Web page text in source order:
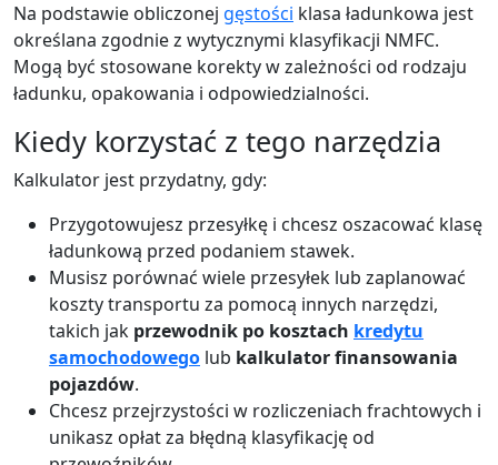
Na podstawie obliczonej gęstości klasa ładunkowa jest
określana zgodnie z wytycznymi klasyfikacji NMFC.
Mogą być stosowane korekty w zależności od rodzaju
ładunku, opakowania i odpowiedzialności.
Kiedy korzystać z tego narzędzia
Kalkulator jest przydatny, gdy:
Przygotowujesz przesyłkę i chcesz oszacować klasę
ładunkową przed podaniem stawek.
Musisz porównać wiele przesyłek lub zaplanować
koszty transportu za pomocą innych narzędzi,
takich jak przewodnik po kosztach kredytu
samochodowego lub kalkulator finansowania
pojazdów.
Chcesz przejrzystości w rozliczeniach frachtowych i
unikasz opłat za błędną klasyfikację od